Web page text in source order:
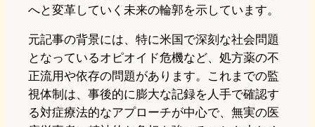
へと変革していく未来の輪郭を示しています。
元記事の背景には、特に米国で深刻な社会問題
となっているオピオイド危機など、処方薬の不
正流用や依存の問題があります。これまでの監
視体制は、事後的に膨大な記録を人手で確認す
る対症療法的なアプローチが中心で、無実の医